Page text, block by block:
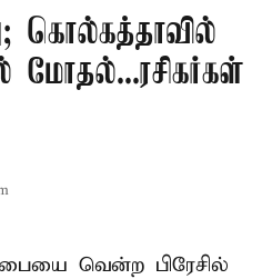
கொல்கத்தாவில்
மோதல்...ரசிகர்கள்
வென்ற பிரேசில்